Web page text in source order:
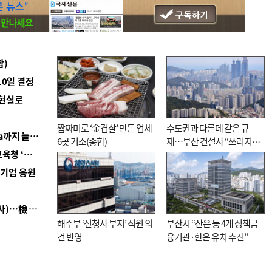
)
일 결정
실로
■ 경남 농정 비전 ‘잘 사는 농촌’…스마트팜 1000㏊까지 늘린다
■ 교육혁신선도지 공모 코앞인데…구·군 난색에 교육청 ‘쩔쩔’
업 응원
■ 검사 신분 버리고 직급하향(10년 이하 저연차 검사)…檢 중수청행 기피
짬짜미로 ‘金겹살’ 만든 업체
6곳 기소(종합)
수도권과 다른데 같은 규
제…부산 건설사 “쓰러지기
직전”
해수부 ‘신청사 부지’ 직원 의
견 반영
부산시 “산은 등 4개 정책금
융기관·한은 유치 추진”